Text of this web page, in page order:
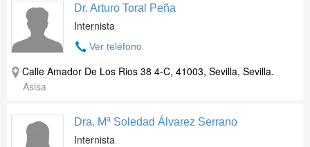
Dr. Arturo Toral Peña
Internista
Ver teléfono
Calle Amador De Los Rios 38 4-C, 41003, Sevilla, Sevilla.
Asisa
Dra. Mª Soledad Álvarez Serrano
Internista